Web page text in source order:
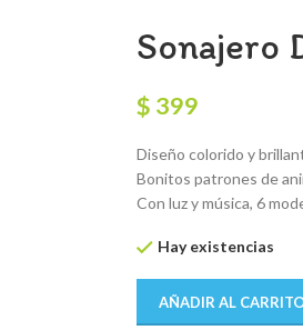
Sonajero
$ 399
Diseño colorido y
Bonitos patrones de
Con luz y música, 6
Hay existencias
AÑADIR AL